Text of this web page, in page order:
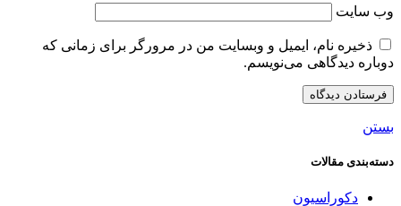
وب‌ سایت
ذخیره نام، ایمیل و وبسایت من در مرورگر برای زمانی که
دوباره دیدگاهی می‌نویسم.
بستن
دسته‌بندی مقالات
دکوراسیون